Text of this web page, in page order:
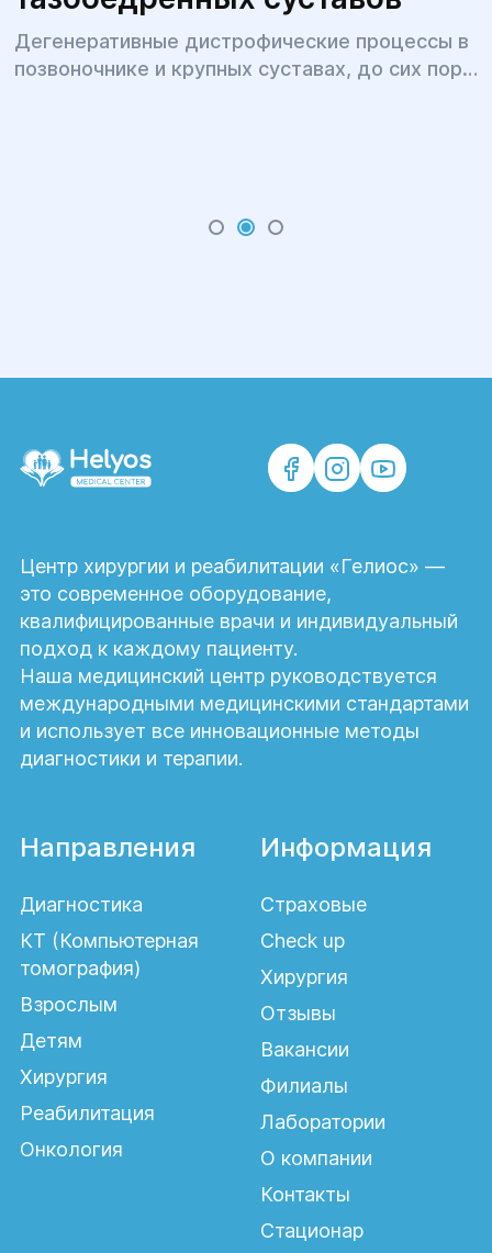
Дегенеративные дистрофические процессы в
позвоночнике и крупных суставах, до сих пор
Центр хирургии и реабилитации «Гелиос» —
это современное оборудование,
квалифицированные врачи и индивидуальный
подход к каждому пациенту.
Наша медицинский центр руководствуется
международными медицинскими стандартами
и использует все инновационные методы
диагностики и терапии.
Направления
Диагностика
КТ (Компьютерная
томография)
Взрослым
Детям
Хирургия
Реабилитация
Онкология
Информация
Страховые
Check up
Хирургия
Отзывы
Вакансии
Филиалы
Лаборатории
О компании
Контакты
Стационар